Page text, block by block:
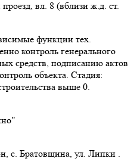
вл. 8 (вблизи ж.д. ст.
функции тех.
контроль генерального
средств, подписанию актов
объекта. Стадия:
выше 0.
Братовщина, ул. Липки .